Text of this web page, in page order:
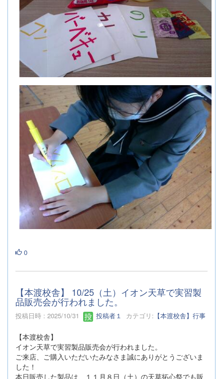
0
【本渡校舎】 10/25（土）イオン天草で実習製
品販売会が行われました。
投稿日時 : 2025/10/31 投稿者１ カテゴリ: 【本渡校舎】行事
【本渡校舎】
イオン天草で実習製品販売会が行われました。
ご来店、ご購入いただいたみなさま誠にありがとうございま
した！
本日販売した製品は、１１月８日（土）の天草拓心祭でも販